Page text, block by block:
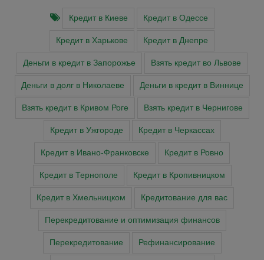
Кредит в Киеве Кредит в Одессе
Кредит в Харькове Кредит в Днепре
Деньги в кредит в Запорожье Взять кредит во Львове
Деньги в долг в Николаеве Деньги в кредит в Виннице
Взять кредит в Кривом Роге Взять кредит в Чернигове
Кредит в Ужгороде Кредит в Черкассах
Кредит в Ивано-Франковске Кредит в Ровно
Кредит в Тернополе Кредит в Кропивницком
Кредит в Хмельницком Кредитование для вас
Перекредитование и оптимизация финансов
Перекредитование Рефинансирование